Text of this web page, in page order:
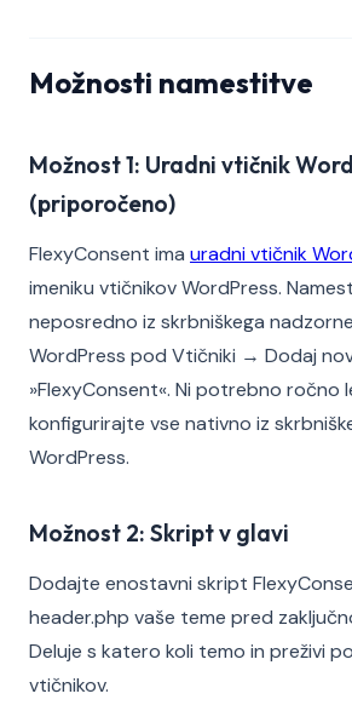
Možnosti namestitve
Možnost 1: Uradni vtičnik
(priporočeno)
FlexyConsent ima uradni vtičnik
imeniku vtičnikov WordPress.
neposredno iz skrbniškega
WordPress pod Vtičniki → Dodaj
»FlexyConsent«. Ni potrebno ročno
konfigurirajte vse nativno iz
WordPress.
Možnost 2: Skript v glavi
Dodajte enostavni skript
header.php vaše teme pred
Deluje s katero koli temo in preživi
vtičnikov.